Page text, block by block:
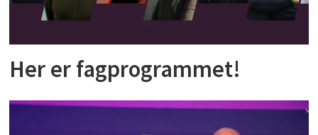
Her er fagprogrammet!